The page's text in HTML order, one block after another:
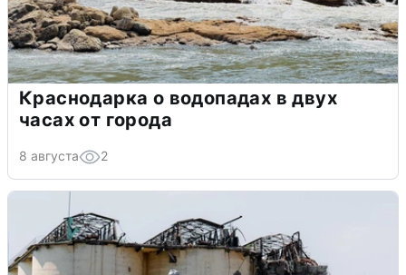
Краснодарка о водопадах в двух
часах от города
8 августа 2